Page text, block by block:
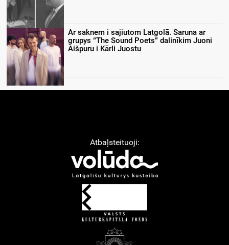
Ar saknem i sajiutom Latgolā. Saruna ar
grupys “The Sound Poets” dalinīkim Juoni
Aišpuru i Kārli Juostu
Atbaļsteituoji: